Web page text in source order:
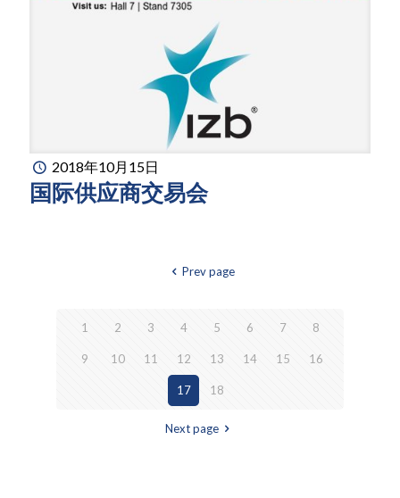
2018年10月15日
国际供应商交易会
Prev page
1 2 3 4 5 6 7 8
9 10 11 12 13 14 15 16
17 18
Next page